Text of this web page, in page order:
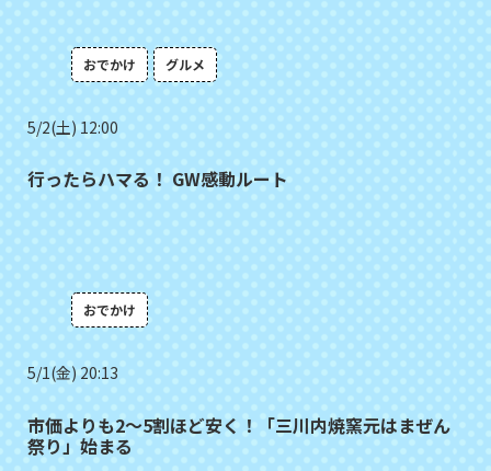
おでかけ グルメ
5/2(土) 12:00
行ったらハマる！ GW感動ルート
おでかけ
5/1(金) 20:13
市価よりも2～5割ほど安く！「三川内焼窯元はまぜん
祭り」始まる